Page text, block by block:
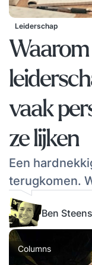
Leiderschap
Waarom
vaak
ze lijken
Een
terugkomen.
Ben
Columns